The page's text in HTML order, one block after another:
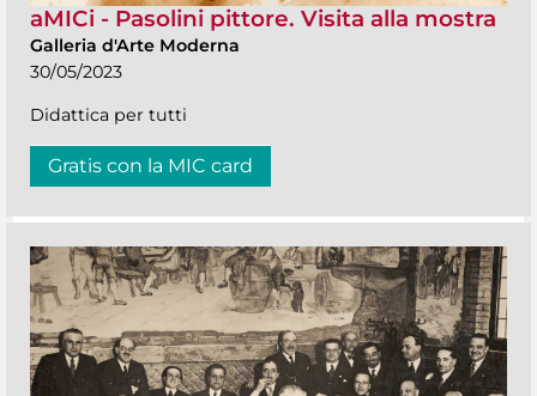
aMICi - Pasolini pittore. Visita alla mostra
Galleria d'Arte Moderna
30/05/2023
Didattica per tutti
Gratis con la MIC card